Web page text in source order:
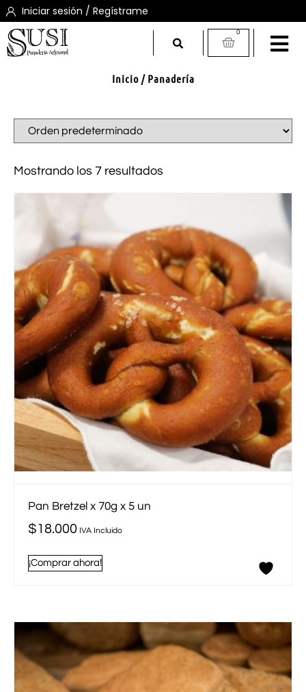
Iniciar sesión / Regístrame
0
Inicio/ Panadería
Mostrando los 7 resultados
Pan Bretzel x 70g x 5 un
$18.000 IVA Incluido
¡Comprar ahora!